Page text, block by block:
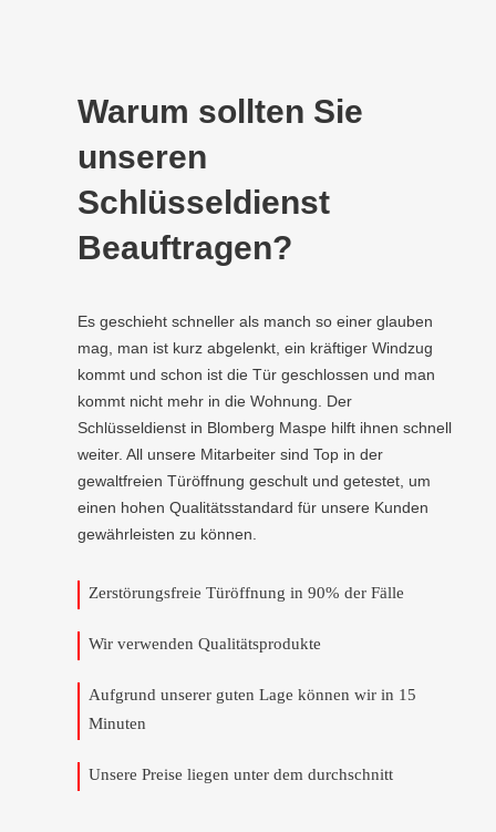
Warum sollten Sie
unseren
Schlüsseldienst
Beauftragen?
Es geschieht schneller als manch so einer glauben
mag, man ist kurz abgelenkt, ein kräftiger Windzug
kommt und schon ist die Tür geschlossen und man
kommt nicht mehr in die Wohnung. Der
Schlüsseldienst in Blomberg Maspe hilft ihnen schnell
weiter. All unsere Mitarbeiter sind Top in der
gewaltfreien Türöffnung geschult und getestet, um
einen hohen Qualitätsstandard für unsere Kunden
gewährleisten zu können.
Zerstörungsfreie Türöffnung in 90% der Fälle
Wir verwenden Qualitätsprodukte
Aufgrund unserer guten Lage können wir in 15
Minuten
Unsere Preise liegen unter dem durchschnitt